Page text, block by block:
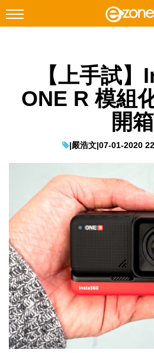
Facebook Instagram
科技焦點
教學評測
EduTech
IT Times
生成式AI與雲端應用
Enterprise Digital Transformation
特集
【上手試
ONE R 模組
開箱
|嚴浩文|07-01-2020